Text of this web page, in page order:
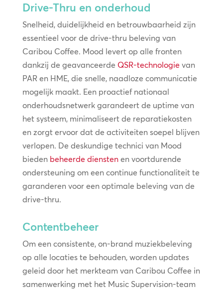
Drive-Thru en onderhoud
Snelheid, duidelijkheid en betrouwbaarheid zijn
essentieel voor de drive-thru beleving van
Caribou Coffee. Mood levert op alle fronten
dankzij de geavanceerde QSR-technologie van
PAR en HME, die snelle, naadloze communicatie
mogelijk maakt. Een proactief nationaal
onderhoudsnetwerk garandeert de uptime van
het systeem, minimaliseert de reparatiekosten
en zorgt ervoor dat de activiteiten soepel blijven
verlopen. De deskundige technici van Mood
bieden beheerde dienstenen voortdurende
ondersteuning om een continue functionaliteit te
garanderen voor een optimale beleving van de
drive-thru.
Contentbeheer
Om een consistente, on-brand muziekbeleving
op alle locaties te behouden, worden updates
geleid door het merkteam van Caribou Coffee in
samenwerking met het Music Supervision-team